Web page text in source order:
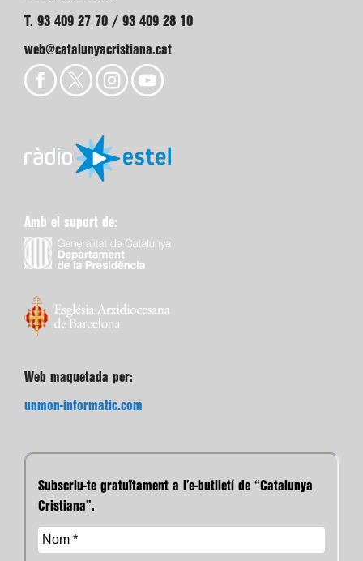
T. 93 409 27 70 / 93 409 28 10
web@catalunyacristiana.cat
Amb el suport de:
Web maquetada per:
unmon-informatic.com
Subscriu-te gratuïtament a l’e-butlletí de “Catalunya
Cristiana”.